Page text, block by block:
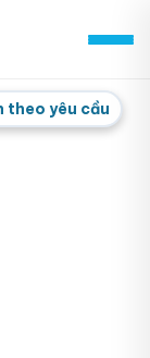
theo yêu cầu